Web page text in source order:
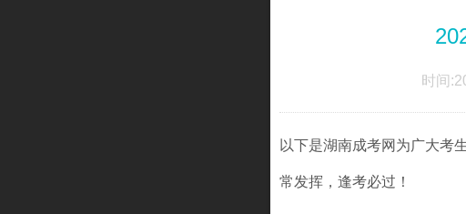
时间
以下是湖南成考网为广大考
常发挥，逢考必过！